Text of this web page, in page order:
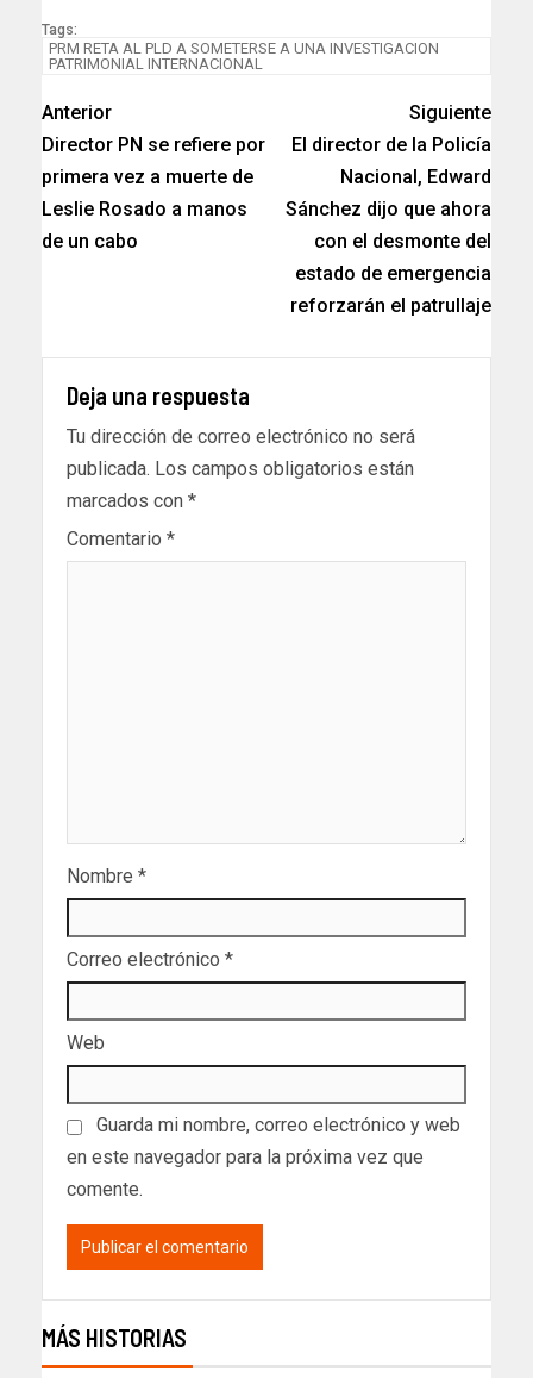
Tags:
PRM RETA AL PLD A SOMETERSE A UNA INVESTIGACION
PATRIMONIAL INTERNACIONAL
Anterior
Director PN se refiere por
primera vez a muerte de
Leslie Rosado a manos
de un cabo
Siguiente
El director de la Policía
Nacional, Edward
Sánchez dijo que ahora
con el desmonte del
estado de emergencia
reforzarán el patrullaje
Deja una respuesta
Tu dirección de correo electrónico no será
publicada. Los campos obligatorios están
marcados con *
Comentario *
Nombre *
Correo electrónico *
Web
Guarda mi nombre, correo electrónico y web
en este navegador para la próxima vez que
comente.
MÁS HISTORIAS